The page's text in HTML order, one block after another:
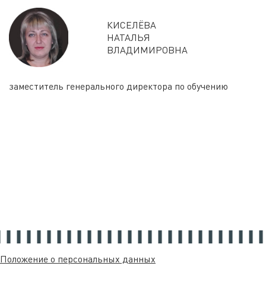
КИСЕЛЁВА
НАТАЛЬЯ
ВЛАДИМИРОВНА
заместитель генерального директора по обучению
Положение о персональных данных